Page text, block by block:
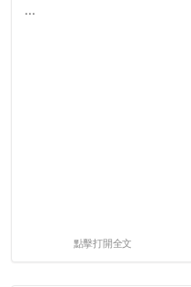
...
點擊打開全文